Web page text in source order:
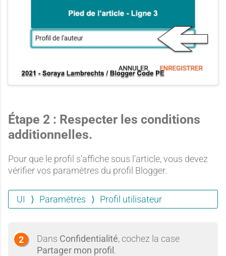
Étape 2 : Respecter les conditions
additionnelles.
Pour que le profil s'affiche sous l'article, vous devez
vérifier vos paramètres du profil Blogger.
UI Paramètres Profil utilisateur
Dans Confidentialité, cochez la case
Partager mon profil.